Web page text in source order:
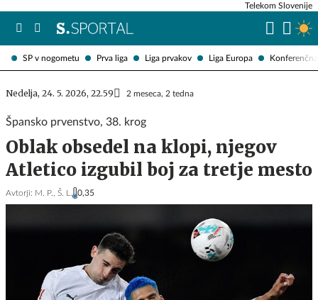
SP v nogometu Prva liga Liga prvakov Liga Europa
Telekom Slovenije
Nedelja, 24. 5. 2026, 22.59 2 meseca, 2 tedna
Špansko prvenstvo, 38. krog
Oblak obsedel na klopi, njegov
Atletico izgubil boj za tretje mesto
Avtorji: M. P., Š. L. 0,35